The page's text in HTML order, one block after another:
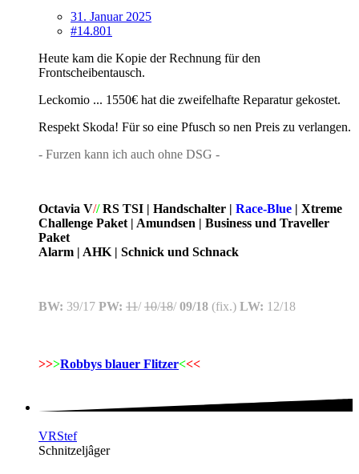
31. Januar 2025
#14.801
Heute kam die Kopie der Rechnung für den
Frontscheibentausch.
Leckomio ... 1550€ hat die zweifelhafte Reparatur gekostet.
Respekt Skoda! Für so eine Pfusch so nen Preis zu verlangen.
- Furzen kann ich auch ohne DSG -
Octavia V//RS TSI | Handschalter | Race-Blue | Xtreme
Challenge Paket | Amundsen | Business und Traveller
Paket
Alarm | AHK | Schnick und Schnack
BW: 39/17 PW: 11/10/18/09/18 (fix.) LW: 12/18
>>>Robbys blauer Flitzer<<<
VRStef
Schnitzeljâger